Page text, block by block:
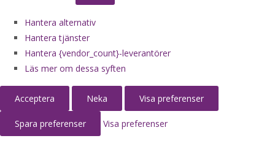
Hantera alternativ
Hantera tjänster
Hantera {vendor_count}-leverantörer
Läs mer om dessa syften
Acceptera Neka Visa preferenser
Spara preferenser Visa preferenser